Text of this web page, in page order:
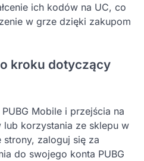
ich kodów na UC, co
w grze dzięki zakupom
kroku dotyczący
Mobile i przejścia na
korzystania ze sklepu w
zaloguj się za
do swojego konta PUBG